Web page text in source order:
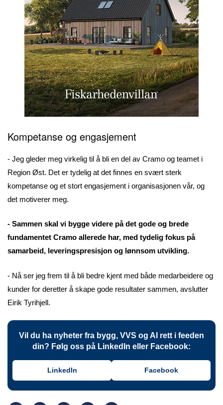
Kompetanse og engasjement
- Jeg gleder meg virkelig til å bli en del av Cramo og teamet i
Region Øst. Det er tydelig at det finnes en svært sterk
kompetanse og et stort engasjement i organisasjonen vår, og
det motiverer meg.
- Sammen skal vi bygge videre på det gode og brede
fundamentet Cramo allerede har, med tydelig fokus på
samarbeid, leveringspresisjon og lønnsom utvikling.
- Nå ser jeg frem til å bli bedre kjent med både medarbeidere og
kunder for deretter å skape gode resultater sammen, avslutter
Eirik Tyrihjell.
Vil du ha nyheter fra bygg, VVS og AI rett i feeden
din? Følg oss på LinkedIn eller Facebook:
LinkedIn Facebook